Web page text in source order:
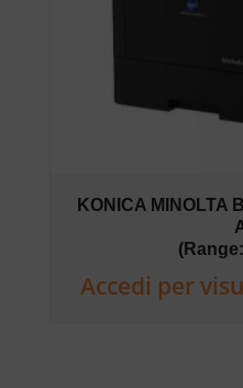
KONICA MINOLTA
Accedi per